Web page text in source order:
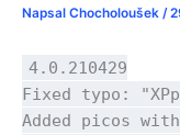
Napsal Chocholoušek /
4.0.210429
Fixed typo:
Added picos